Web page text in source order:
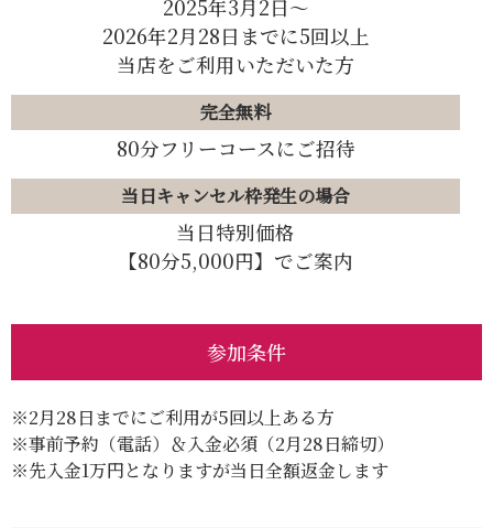
2025年3月2日〜
2026年2月28日までに5回以上
当店をご利用いただいた方
完全無料
80分フリーコースにご招待
当日キャンセル枠発生の場合
当日特別価格
【80分5,000円】でご案内
参加条件
※2月28日までにご利用が5回以上ある方
※事前予約（電話）＆入金必須（2月28日締切）
※先入金1万円となりますが当日全額返金します